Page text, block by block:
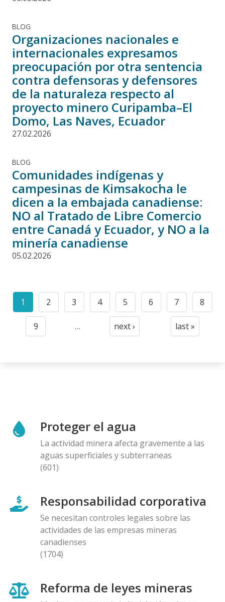
BLOG
Organizaciones nacionales e
internacionales expresamos
preocupación por otra sentencia
contra defensoras y defensores
de la naturaleza respecto al
proyecto minero Curipamba–El
Domo, Las Naves, Ecuador
27.02.2026
BLOG
Comunidades indígenas y
campesinas de Kimsakocha le
dicen a la embajada canadiense:
NO al Tratado de Libre Comercio
entre Canadá y Ecuador, y NO a la
minería canadiense
05.02.2026
Paginación
Current
page
1
Page
2
Page
3
Page
4
Page
5
Page
6
Page
7
Page
8
Page
9 …
Next
next ›
Last
last »
Proteger el agua
La actividad minera afecta gravemente a las
aguas superficiales y subterraneas
(601)
Responsabilidad corporativa
Se necesitan controles legales sobre las
actividades de las empresas mineras
canadienses
(1704)
Reforma de leyes mineras